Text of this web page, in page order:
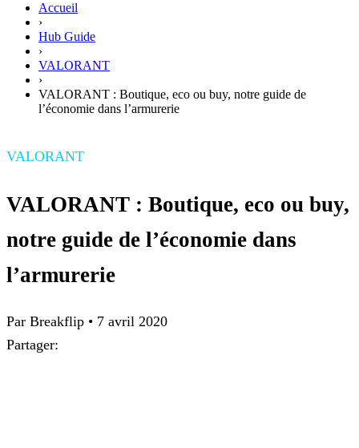
Accueil
›
Hub Guide
›
VALORANT
›
VALORANT : Boutique, eco ou buy, notre guide de
l’économie dans l’armurerie
VALORANT
VALORANT : Boutique, eco ou buy,
notre guide de l’économie dans
l’armurerie
Par Breakflip • 7 avril 2020
Partager: